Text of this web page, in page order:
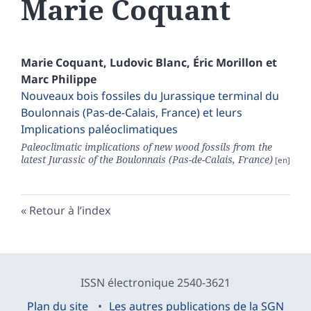
Marie Coquant
Marie Coquant, Ludovic Blanc, Éric Morillon et
Marc Philippe
Nouveaux bois fossiles du Jurassique terminal du
Boulonnais (Pas-de-Calais, France) et leurs
Implications paléoclimatiques
Paleoclimatic implications of new wood fossils from the
latest Jurassic of the Boulonnais (Pas-de-Calais, France)
Retour à l’index
ISSN électronique 2540-3621
Plan du site
Les autres publications de la SGN